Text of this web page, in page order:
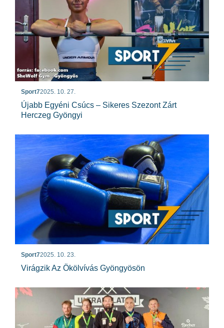
Sport72025. 10. 27.
Újabb Egyéni Csúcs – Sikeres Szezont Zárt
Herczeg Gyöngyi
Sport72025. 10. 23.
Virágzik Az Ökölvívás Gyöngyösön